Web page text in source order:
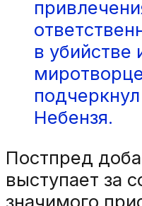
в убийстве
Небензя.
Постпред
выступает за
значимого